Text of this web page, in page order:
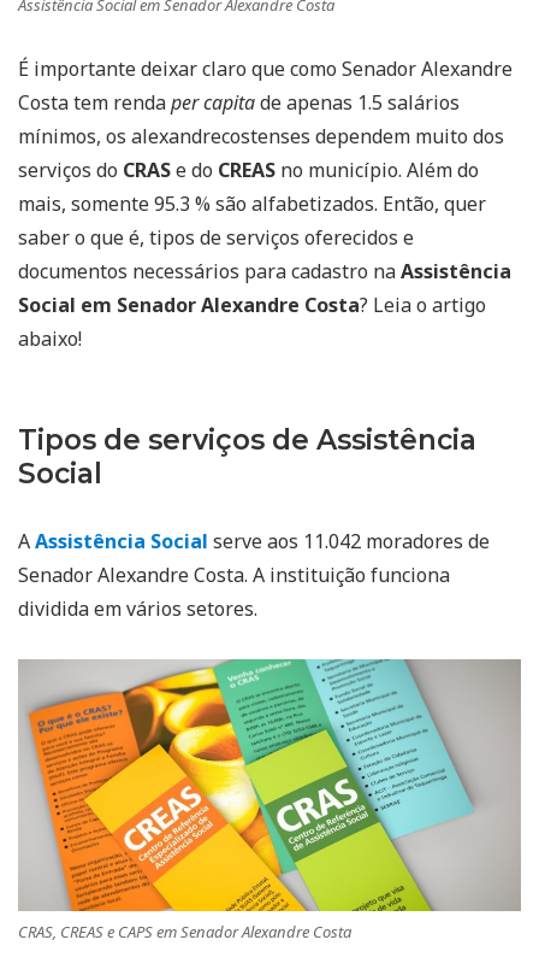
É importante deixar claro que como Senador Alexandre
Costa tem rendaper capitade apenas 1.5 salários
mínimos, os alexandrecostenses dependem muito dos
serviços do CRASe do CREAS no município. Além do
mais, somente 95.3 % são alfabetizados. Então, quer
saber o que é, tipos de serviços oferecidos e
documentos necessários para cadastro naAssistência
Social em Senador Alexandre Costa? Leia o artigo
abaixo!
Tipos de serviços de Assistência
Social
AAssistência Social serve aos 11.042 moradores de
Senador Alexandre Costa. A instituição funciona
dividida em vários setores.
CRAS, CREAS e CAPS em Senador Alexandre Costa